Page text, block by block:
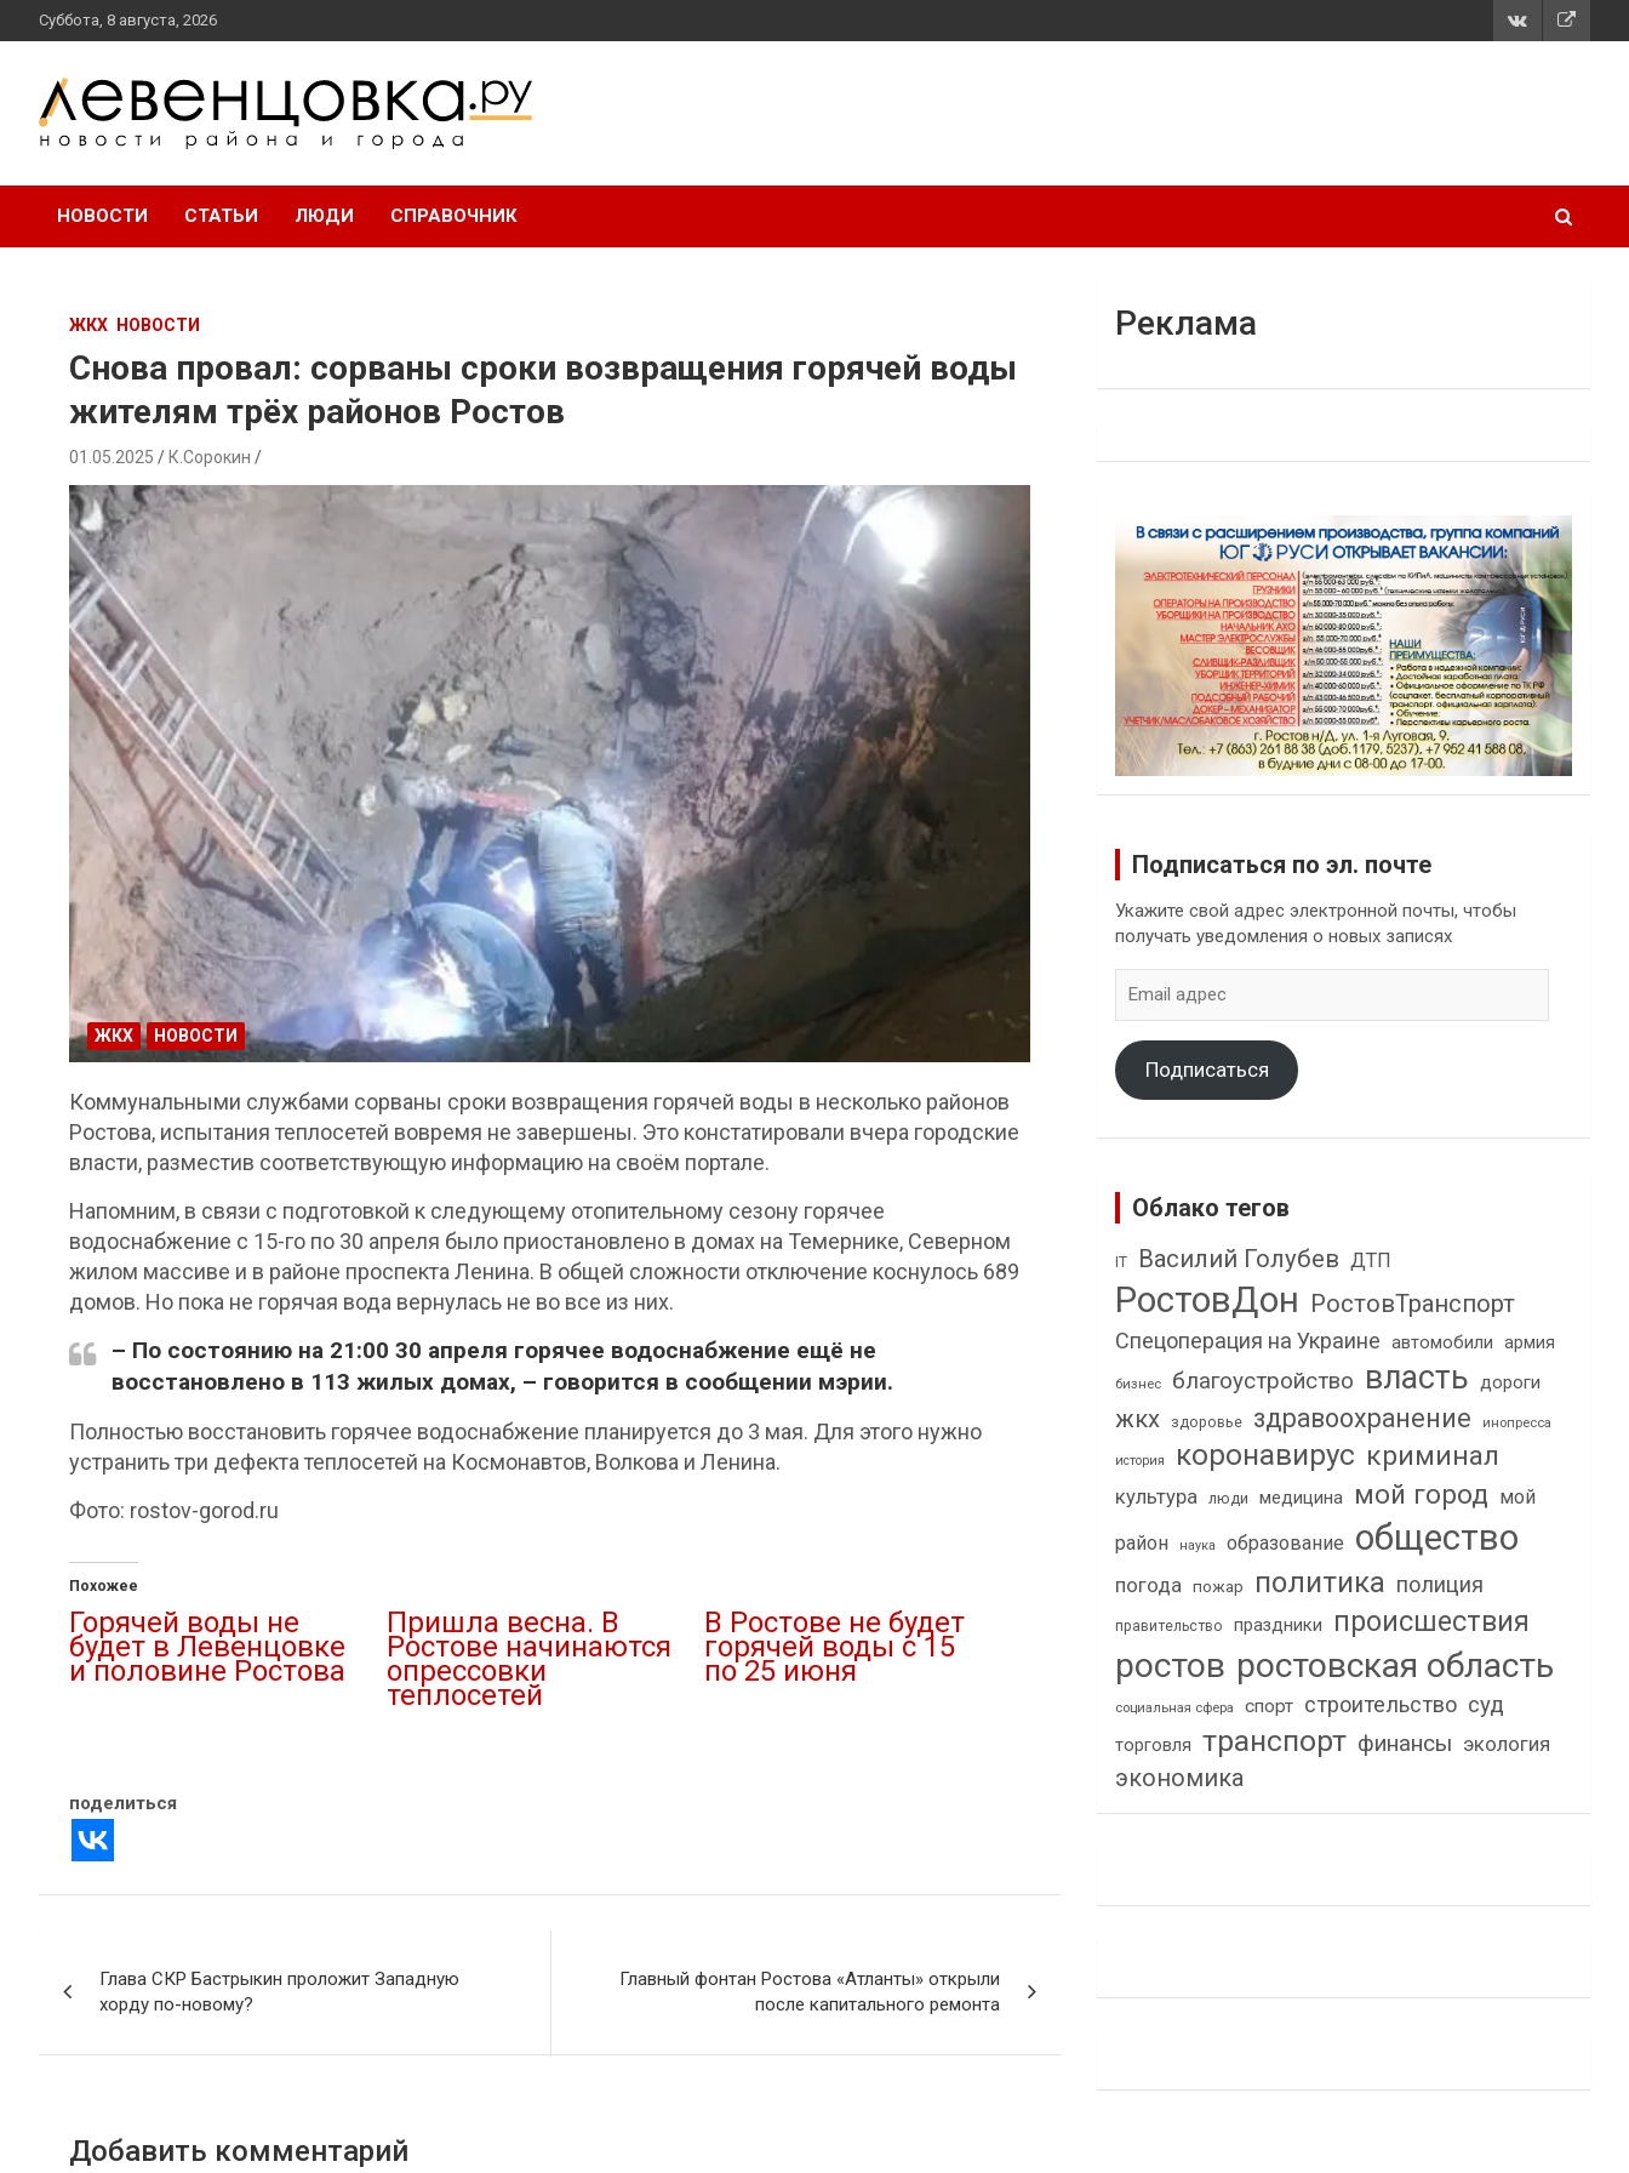
перейти
к
Суббота, 8 августа, 2026
Левенцовка Ру
НОВОСТИ СТАТЬИ ЛЮДИ СПРАВОЧНИК
ЖКХ НОВОСТИ
Снова провал: сорваны сроки возвращения горячей воды
жителям трёх районов Ростов
01.05.2025 К.Сорокин
ЖКХ НОВОСТИ
Коммунальными службами сорваны сроки возвращения горячей воды в несколько районов
Ростова, испытания теплосетей вовремя не завершены. Это констатировали вчера городские
власти, разместив соответствующую информацию на своём портале.
Напомним, в связи с подготовкой к следующему отопительному сезону горячее
водоснабжение с 15-го по 30 апреля было приостановлено в домах на Темернике, Северном
жилом массиве и в районе проспекта Ленина. В общей сложности отключение коснулось 689
домов. Но пока не горячая вода вернулась не во все из них.
– По состоянию на 21:00 30 апреля горячее водоснабжение ещё не
восстановлено в 113 жилых домах, – говорится в сообщении мэрии.
Полностью восстановить горячее водоснабжение планируется до 3 мая. Для этого нужно
устранить три дефекта теплосетей на Космонавтов, Волкова и Ленина.
Фото: rostov-gorod.ru
Похожее
Горячей воды не
будет в Левенцовке
и половине Ростова
Пришла весна. В
Ростове начинаются
опрессовки
теплосетей
В Ростове не будет
горячей воды с 15
по 25 июня
поделиться
по
записям
Глава СКР Бастрыкин проложит Западную
хорду по-новому?
Главный фонтан Ростова «Атланты» открыли
после капитального ремонта
Добавить комментарий
Реклама
Подписаться по эл. почте
Укажите свой адрес электронной почты, чтобы
получать уведомления о новых записях
адрес
Подписаться
Облако тегов
IT Василий Голубев ДТП
РостовДон РостовТранспорт
Спецоперация на Украине автомобили армия
бизнес благоустройство власть дороги
жкх здоровье здравоохранение инопресса
история коронавирус криминал
культура люди медицина мой город мой
район
наука образование общество
погода пожар политика полиция
правительство праздники происшествия
ростов ростовская область
социальная сфера спорт строительство суд
торговля транспорт финансы экология
экономика